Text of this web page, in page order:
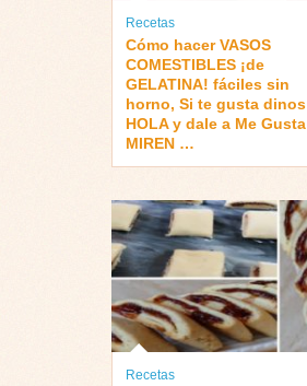
Recetas
Cómo hacer VASOS
COMESTIBLES ¡de
GELATINA! fáciles sin
horno, Si te gusta dinos
HOLA y dale a Me Gusta
MIREN …
Recetas